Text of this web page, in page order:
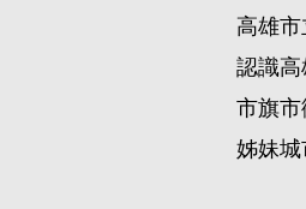
高雄
認識高
市旗市
姊妹城